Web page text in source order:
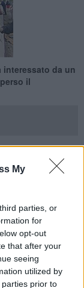
My
parties, or
for
opt-out
that after your
seeing
utilized by
prior to
da un
il
mattina sulla
due
senso di
in collisione.
semirimorchio e
i veicoli sono
di
dalla Sede